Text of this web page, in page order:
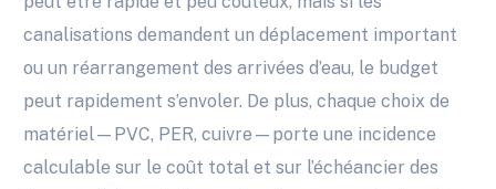
canalisations demandent un déplacement important
ou un réarrangement des arrivées d’eau, le budget
peut rapidement s’envoler. De plus, chaque choix de
matériel—PVC, PER, cuivre—porte une incidence
calculable sur le coût total et sur l’échéancier des